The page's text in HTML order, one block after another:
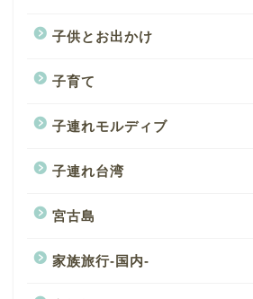
子供とお出かけ
子育て
子連れモルディブ
子連れ台湾
宮古島
家族旅行-国内-